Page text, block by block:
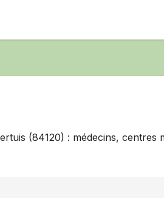
(84120) : médecins, centres